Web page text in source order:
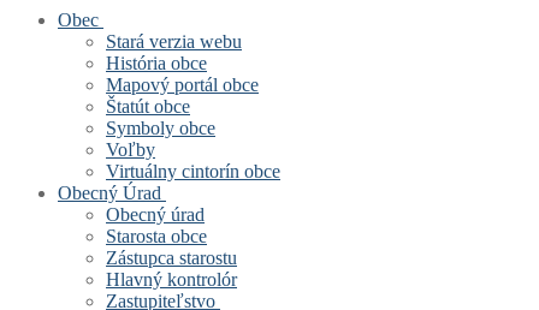
Obec
Stará verzia webu
História obce
Mapový portál obce
Štatút obce
Symboly obce
Voľby
Virtuálny cintorín obce
Obecný Úrad
Obecný úrad
Starosta obce
Zástupca starostu
Hlavný kontrolór
Zastupiteľstvo